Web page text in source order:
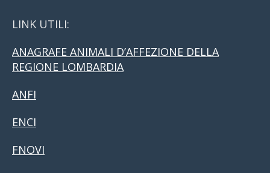
LINK UTILI:
ANAGRAFE ANIMALI D’AFFEZIONE DELLA
REGIONE LOMBARDIA
ANFI
ENCI
FNOVI